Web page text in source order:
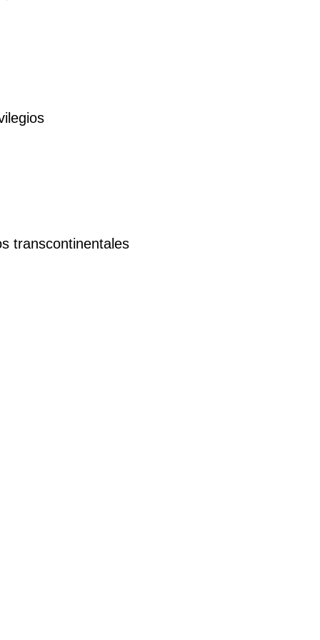
transcontinentales